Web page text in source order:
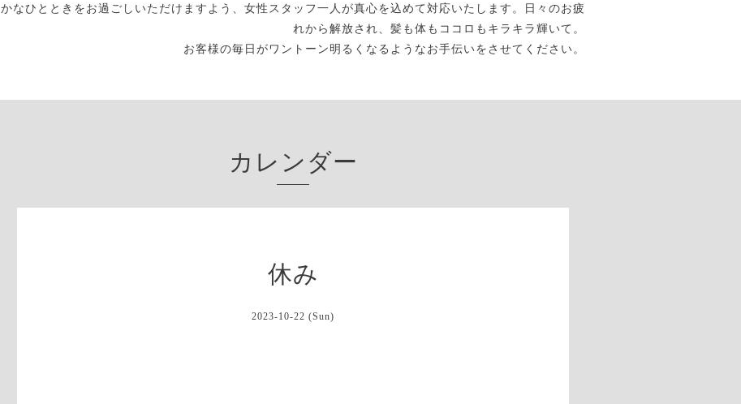
かなひとときをお過ごしいただけますよう、女性スタッフ一人が真心を込めて対応いたします。日々のお疲
れから解放され、髪も体もココロもキラキラ輝いて。
お客様の毎日がワントーン明るくなるようなお手伝いをさせてください。
カレンダー
休み
2023-10-22 (Sun)